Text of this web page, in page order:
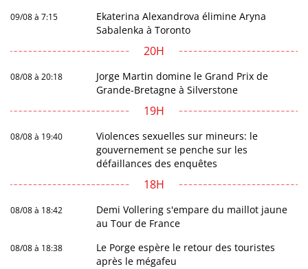
09/08 à 7:15
Ekaterina Alexandrova élimine Aryna
Sabalenka à Toronto
20H
08/08 à 20:18
Jorge Martin domine le Grand Prix de
Grande-Bretagne à Silverstone
19H
08/08 à 19:40
Violences sexuelles sur mineurs: le
gouvernement se penche sur les
défaillances des enquêtes
18H
08/08 à 18:42
Demi Vollering s'empare du maillot jaune
au Tour de France
08/08 à 18:38
Le Porge espère le retour des touristes
après le mégafeu